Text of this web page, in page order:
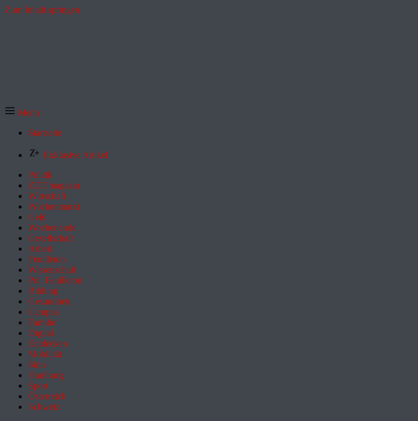
Zum Inhalt springen
Menü
Startseite
Exklusive Artikel
Politik
ZEITmagazin
Wirtschaft
Wochenmarkt
Geld
Wochenende
Gesellschaft
Arbeit
Feuilleton
Wissenschaft
Pol. Feuilleton
Bildung
Gesundheit
Campus
Familie
Digital
Entdecken
Mobilität
Sinn
Hamburg
Sport
Österreich
Schweiz